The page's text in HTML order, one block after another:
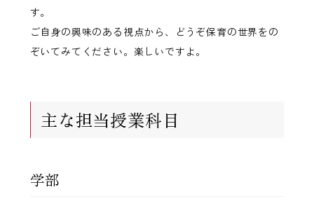
す。
ご自身の興味のある視点から、どうぞ保育の世界をの
ぞいてみてください。楽しいですよ。
主な担当授業科目
学部